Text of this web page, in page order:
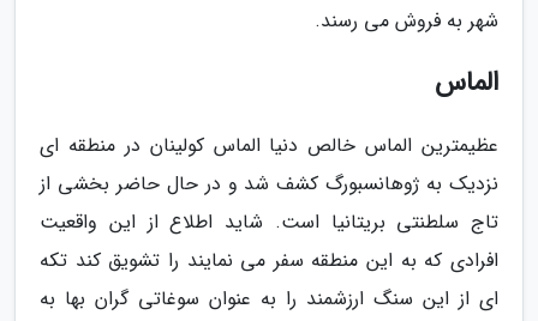
شهر به فروش می رسند.
الماس
عظیمترین الماس خالص دنیا الماس کولینان در منطقه ای
نزدیک به ژوهانسبورگ کشف شد و در حال حاضر بخشی از
تاج سلطنتی بریتانیا است. شاید اطلاع از این واقعیت
افرادی که به این منطقه سفر می نمایند را تشویق کند تکه
ای از این سنگ ارزشمند را به عنوان سوغاتی گران بها به